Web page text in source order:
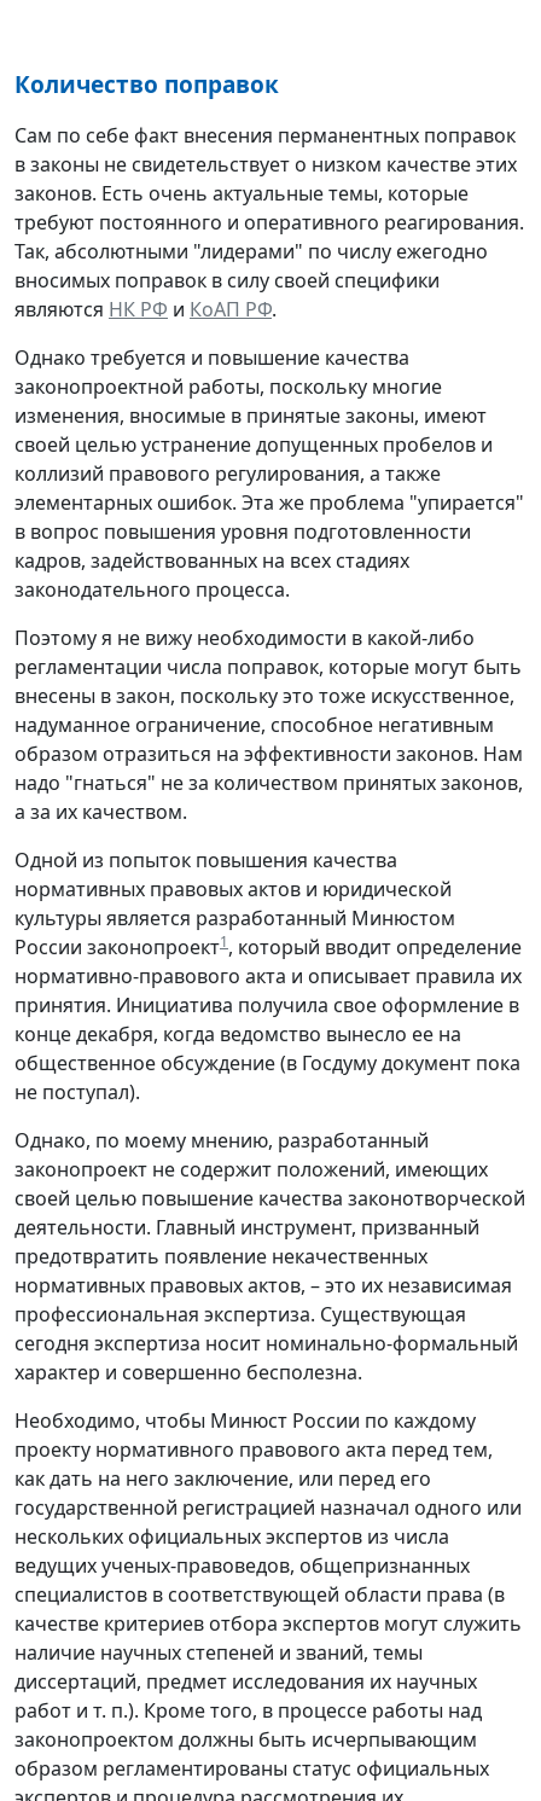
Количество поправок
Сам по себе факт внесения перманентных поправок
в законы не свидетельствует о низком качестве этих
законов. Есть очень актуальные темы, которые
требуют постоянного и оперативного реагирования.
Так, абсолютными "лидерами" по числу ежегодно
вносимых поправок в силу своей специфики
являются НК РФ и КоАП РФ.
Однако требуется и повышение качества
законопроектной работы, поскольку многие
изменения, вносимые в принятые законы, имеют
своей целью устранение допущенных пробелов и
коллизий правового регулирования, а также
элементарных ошибок. Эта же проблема "упирается"
в вопрос повышения уровня подготовленности
кадров, задействованных на всех стадиях
законодательного процесса.
Поэтому я не вижу необходимости в какой-либо
регламентации числа поправок, которые могут быть
внесены в закон, поскольку это тоже искусственное,
надуманное ограничение, способное негативным
образом отразиться на эффективности законов. Нам
надо "гнаться" не за количеством принятых законов,
а за их качеством.
Одной из попыток повышения качества
нормативных правовых актов и юридической
культуры является разработанный Минюстом
России законопроект1, который вводит определение
нормативно-правового акта и описывает правила их
принятия. Инициатива получила свое оформление в
конце декабря, когда ведомство вынесло ее на
общественное обсуждение (в Госдуму документ пока
не поступал).
Однако, по моему мнению, разработанный
законопроект не содержит положений, имеющих
своей целью повышение качества законотворческой
деятельности. Главный инструмент, призванный
предотвратить появление некачественных
нормативных правовых актов, – это их независимая
профессиональная экспертиза. Существующая
сегодня экспертиза носит номинально-формальный
характер и совершенно бесполезна.
Необходимо, чтобы Минюст России по каждому
проекту нормативного правового акта перед тем,
как дать на него заключение, или перед его
государственной регистрацией назначал одного или
нескольких официальных экспертов из числа
ведущих ученых-правоведов, общепризнанных
специалистов в соответствующей области права (в
качестве критериев отбора экспертов могут служить
наличие научных степеней и званий, темы
диссертаций, предмет исследования их научных
работ и т. п.). Кроме того, в процессе работы над
законопроектом должны быть исчерпывающим
образом регламентированы статус официальных